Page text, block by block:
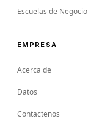
Escuelas de Negocio
EMPRESA
Acerca de
Datos
Contactenos